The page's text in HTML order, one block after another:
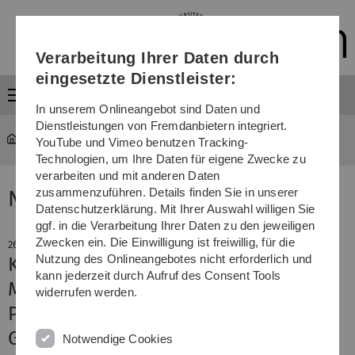
Direkt
Direkt
Direkt
(Sprache,
Drucken,
Media)
Direkt
Direkt
News
26. November 2015
Kupczyk-Gastprofessur für
Molekularbiologin
Prof. Johanna Myllyharju forscht zur
Gewebe-Selbstregulation
Verarbeitung Ihrer Daten durch
eingesetzte Dienstleister:
In unserem Onlineangebot sind Daten und
Dienstleistungen von Fremdanbietern integriert.
YouTube und Vimeo benutzen Tracking-
Technologien, um Ihre Daten für eigene Zwecke zu
verarbeiten und mit anderen Daten
zusammenzuführen. Details finden Sie in unserer
Datenschutzerklärung. Mit Ihrer Auswahl willigen Sie
ggf. in die Verarbeitung Ihrer Daten zu den jeweiligen
Zwecken ein. Die Einwilligung ist freiwillig, für die
Nutzung des Onlineangebotes nicht erforderlich und
kann jederzeit durch Aufruf des Consent Tools
widerrufen werden.
Notwendige Cookies